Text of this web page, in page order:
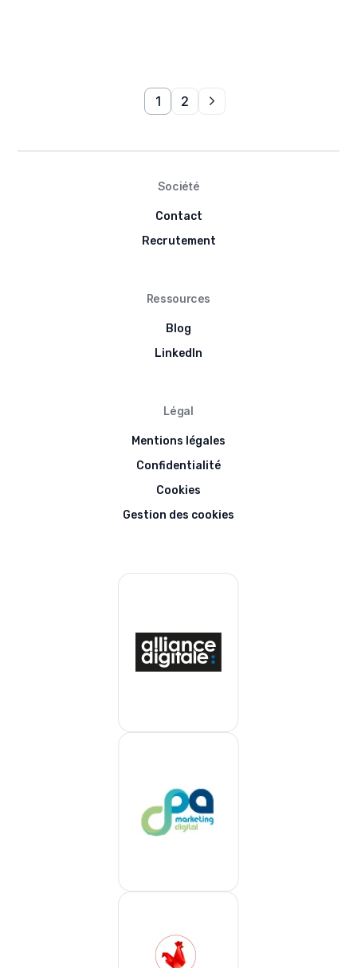
1 2
Société
Contact
Recrutement
Ressources
Blog
LinkedIn
Légal
Mentions légales
Confidentialité
Cookies
Gestion des cookies